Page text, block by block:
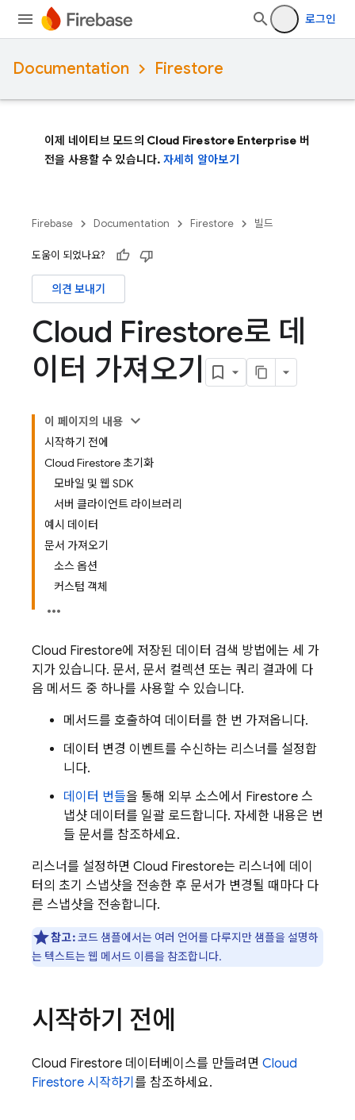
로그인
Documentation Firestore
이제 네이티브 모드의 Cloud Firestore Enterprise 버
전을 사용할 수 있습니다. 자세히 알아보기
Firebase Documentation Firestore 빌드
도움이 되었나요?
의견 보내기
Cloud Firestore로 데
이터 가져오기
이 페이지의 내용
시작하기 전에
Cloud Firestore 초기화
모바일 및 웹 SDK
서버 클라이언트 라이브러리
예시 데이터
문서 가져오기
소스 옵션
커스텀 객체
Cloud Firestore에 저장된 데이터 검색 방법에는 세 가
지가 있습니다. 문서, 문서 컬렉션 또는 쿼리 결과에 다
음 메서드 중 하나를 사용할 수 있습니다.
메서드를 호출하여 데이터를 한 번 가져옵니다.
데이터 변경 이벤트를 수신하는 리스너를 설정합
니다.
데이터 번들을 통해 외부 소스에서 Firestore 스
냅샷 데이터를 일괄 로드합니다. 자세한 내용은 번
들 문서를 참조하세요.
리스너를 설정하면 Cloud Firestore는 리스너에 데이
터의 초기 스냅샷을 전송한 후 문서가 변경될 때마다 다
른 스냅샷을 전송합니다.
참고:코드 샘플에서는 여러 언어를 다루지만 샘플을 설명하
는 텍스트는 웹 메서드 이름을 참조합니다.
시작하기 전에
Cloud Firestore 데이터베이스를 만들려면 Cloud
Firestore 시작하기 를 참조하세요.